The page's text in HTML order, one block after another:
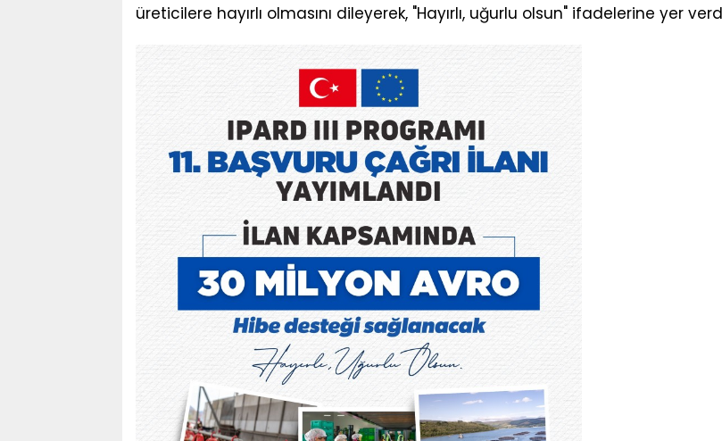
üreticilere hayırlı olmasını dileyerek, "Hayırlı, uğurlu olsun" ifadelerine yer